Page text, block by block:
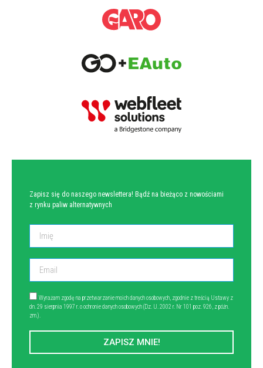
Zapisz się do naszego newslettera! Bądź na bieżąco z nowościami
z rynku paliw alternatywnych
Wyrażam zgodę na przetwarzanie moich danych osobowych, zgodnie z treścią Ustawy z
dn. 29 sierpnia 1997 r. o ochronie danych osobowych (Dz. U. 2002 r. Nr 101 poz. 926, z późn.
zm.).
ZAPISZ MNIE!